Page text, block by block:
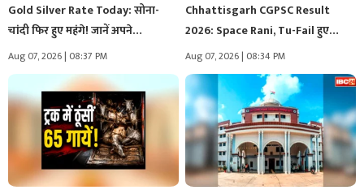
Gold Silver Rate Today: सोना-
चांदी फिर हुए महंगे! जानें अपने…
Aug 07, 2026 | 08:37 PM
Chhattisgarh CGPSC Result
2026: Space Rani, Tu-Fail हुए
पास… CGPSC…
Aug 07, 2026 | 08:34 PM